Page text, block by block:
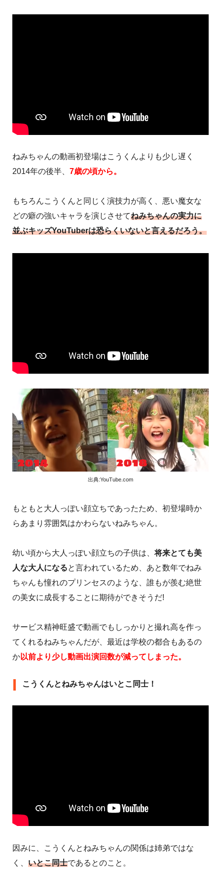
ねみちゃんの動画初登場はこうくんよりも少し遅く
2014年の後半、 7歳の頃から。
もちろんこうくんと同じく演技力が高く、悪い魔女な
どの癖の強いキャラを演じさせてねみちゃんの実力に
並ぶキッズYouTuberは恐らくいないと言えるだろう。
出典:YouTube.com
もともと大人っぽい顔立ちであったため、初登場時か
らあまり雰囲気はかわらないねみちゃん。
幼い頃から大人っぽい顔立ちの子供は、将来とても美
人な大人になると言われているため、あと数年でねみ
ちゃんも憧れのプリンセスのような、誰もが羨む絶世
の美女に成長することに期待ができそうだ!
サービス精神旺盛で動画でもしっかりと撮れ高を作っ
てくれるねみちゃんだが、最近は学校の都合もあるの
か以前より少し動画出演回数が減ってしまった。
こうくんとねみちゃんはいとこ同士！
因みに、こうくんとねみちゃんの関係は姉弟ではな
く、 いとこ同士であるとのこと。